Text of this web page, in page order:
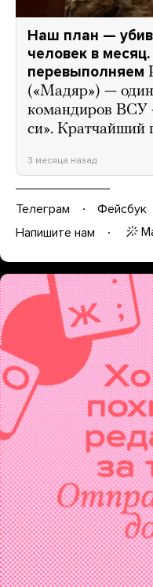
Наш план —
человек в
перевыполняем
(«Мадяр») —
командиров ВСУ
си». Кратчайший
3 месяца назад
Телеграм Фейсбук
Напишите нам